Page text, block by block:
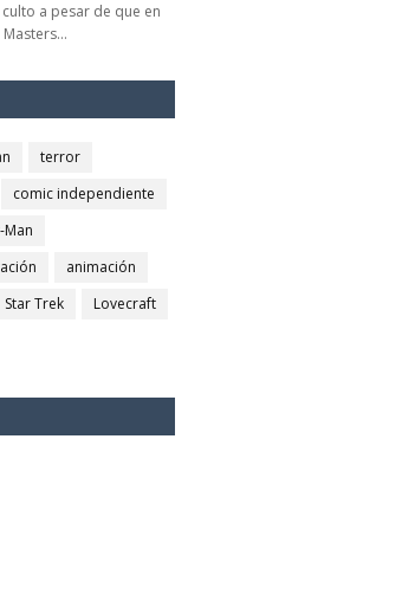
a pesar de que en
terror
comic independiente
Man
animación
Star Trek
Lovecraft